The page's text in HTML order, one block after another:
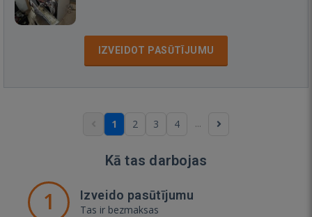
IZVEIDOT PASŪTĪJUMU
1 2 3 4 ...
Kā tas darbojas
1 Izveido pasūtījumu
Tas ir bezmaksas